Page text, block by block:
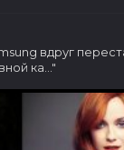
вдруг
ка..."